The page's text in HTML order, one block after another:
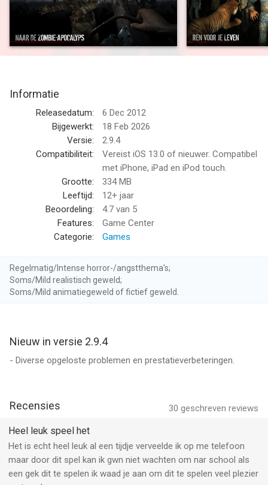
KENMERKEN
• Intense gameplay met verbluffende visuals, met Metal-
ondersteuning en kwalitatief hoogstaand sounddesign dat de
om in leven te blijven
• Verzamel trouwe metgezellen om je te helpen de horde van je
• Missiesets met doorlopende uitdagingen om te overwinnen
• Daag je vrienden uit om je topscores te verbeteren en strijd in
wereldwijde klassementen met Facebook- en GameCenter-
• Meerdere besturingsinstellingen met 3D Touch-ondersteuning
(compatibel apparaat vereist)
• Deel je runs met vrienden via ReplayKit (vereist iOS 9)
• Deel de voortgang tussen apparaten via iCloud
content
We horen graag van onze spelers!
Into the Dead is gratis om te spelen maar biedt bepaalde
--
Into the Dead van PikPok is een app voor iPhone, iPad en iPod
touch met iOS versie 13.0 of hoger, geschikt bevonden voor
gebruikers met leeftijden vanaf12 jaar.
Informatie
Releasedatum:
6 Dec 2012
Bijgewerkt:
18 Feb 2026
Versie:
2.9.4
Compatibiliteit:
Vereist iOS 13.0 of nieuwer. Compatibel
met iPhone, iPad en iPod touch.
Grootte:
334 MB
Leeftijd:
12+ jaar
Beoordeling:
4.7 van 5
Features:
Game Center
Categorie:
Games
Regelmatig/Intense horror-/angstthema’s;
Soms/Mild realistisch geweld;
Soms/Mild animatiegeweld of fictief geweld.
Nieuw in versie 2.9.4
- Diverse opgeloste problemen en prestatieverbeteringen.
30 geschreven reviews
Recensies
Heel leuk speel het
Het is echt heel leuk al een tijdje verveelde ik op me telefoon
maar door dit spel kan ik gwn niet wachten om nar school als
een gek dit te spelen ik waad je aan om dit te spelen veel plezier